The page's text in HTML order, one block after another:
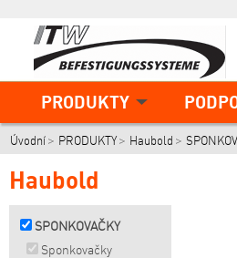
PRODUKTY
Úvodní PRODUKTY Haubold
Haubold
SPONKOVAČKY
Sponkovačky